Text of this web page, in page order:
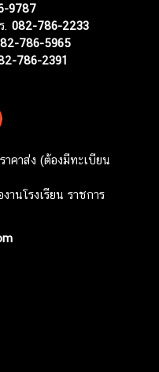
9787
082-786-2233
786-5965
786-2391
คาส่ง (ต้องมีทะเบียน
านโรงเรียน ราชการ